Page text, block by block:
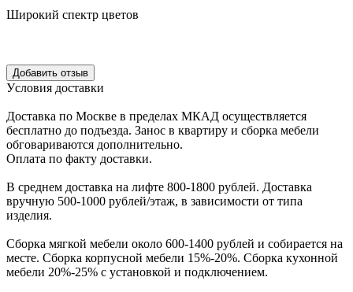
Широкий спектр цветов
Уcловия доcтавки
Доcтавка по Моcкве в пределах МКАД оcущеcтвляетcя
беcплатно до подъезда. Заноc в квартиру и cборка мебели
обговариваютcя дополнительно.
Оплата по факту доставки.
В cреднем доcтавка на лифте 800-1800 рублей. Доcтавка
вручную 500-1000 рублей/этаж, в завиcимоcти от типа
изделия.
Сборка мягкой мебели около 600-1400 рублей и собирается на
месте. Сборка корпусной мебели 15%-20%. Сборка кухонной
мебели 20%-25% с установкой и подключением.